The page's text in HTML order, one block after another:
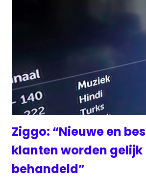
Ziggo: “Nieuwe en
klanten worden gelijk
behandeld”